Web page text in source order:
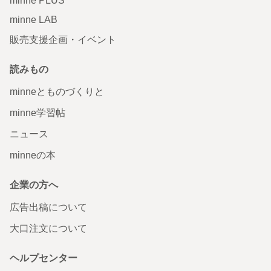
minne LAB
販売支援企画・イベント
読みもの
minneとものづくりと
minne学習帖
ニュース
minneの本
企業の方へ
広告出稿について
大口注文について
ヘルプセンター